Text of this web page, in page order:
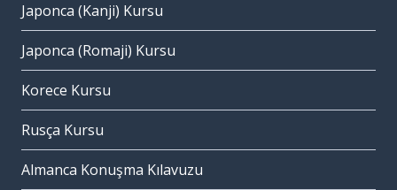
Japonca (Kanji) Kursu
Japonca (Romaji) Kursu
Korece Kursu
Rusça Kursu
Almanca Konuşma Kılavuzu